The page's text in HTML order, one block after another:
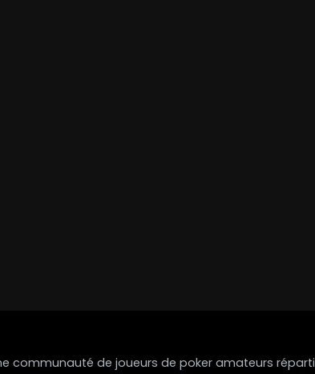
communauté de joueurs de poker amateurs